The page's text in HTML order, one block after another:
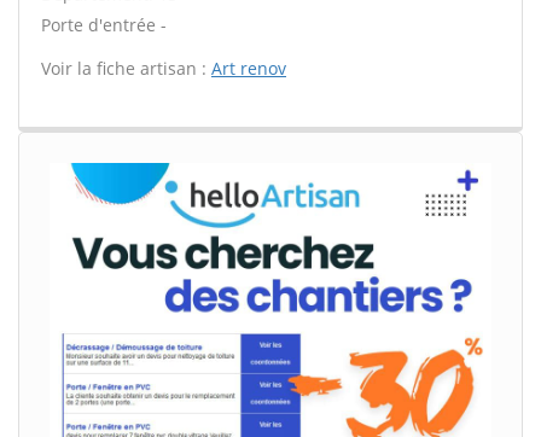
Porte d'entrée -
Voir la fiche artisan : Art renov